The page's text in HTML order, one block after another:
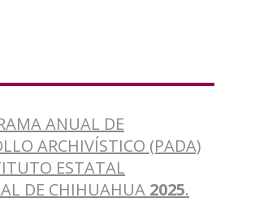
ANUAL DE
ARCHIVÍSTICO (PADA)
ESTATAL
DE CHIHUAHUA 2025.